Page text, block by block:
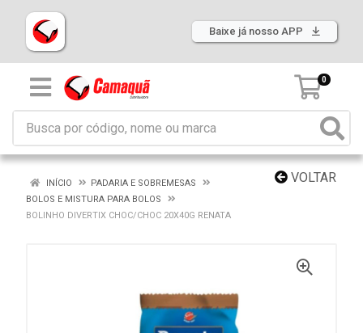
Baixe já nosso APP
0
VOLTAR
INÍCIO
PADARIA E SOBREMESAS
BOLOS E MISTURA PARA BOLOS
BOLINHO DIVERTIX CHOC/CHOC 20X40G RENATA